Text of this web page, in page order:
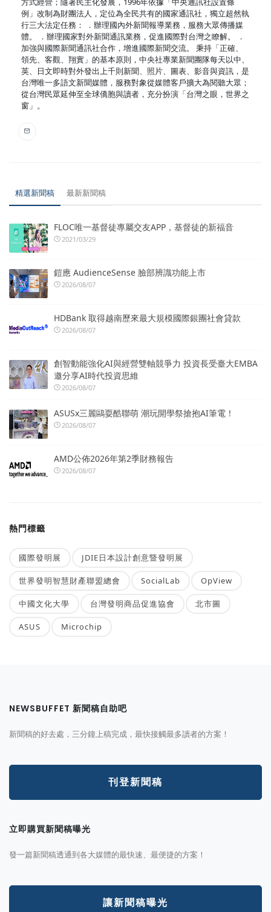
例」改制為財團法人，定位為全民共有的國家通訊社，獨立超然執
行三大法定任務： ．辦理國內外新聞報導業務，服務大眾傳播媒
體。 ．辦理國家對外新聞通訊業務，促進國際對台灣之瞭解。 ．
加強與國際新聞通訊社合作，增進國際新聞交流。 秉持「正確、
領先、客觀、翔實」的基本原則，中央社專業新聞團隊每天以中、
英、日文即時對外發出上千則新聞、照片、圖表、影音與資訊，是
台灣唯一多語文新聞媒體，服務對象從媒體客戶擴大為閱聽大眾；
從台灣民眾延伸至全球僑胞與讀者，充分扮演「台灣之眼，世界之
窗」。
精選新聞稿 最新新聞稿
FLOC唯一基督徒專屬交友APP，基督徒的新福音
2021/03/29
鎧應 AudienceSense 臉部辨識功能上市
2026/08/07
HDBank 取得越南歷來最大規模國際銀團社會貸款
2026/08/07
創智動能強化AI與經營雙軸競爭力 投資長受臺大EMBA
邀分享AI時代投資思維
2026/08/07
ASUSx三麗鷗耍酷聯萌 潮玩開學祭搶抱AI筆電！
2026/08/07
AMD公佈2026年第2季財務報告
2026/08/07
熱門標籤
國際發明展 JDIE日本設計創意暨發明展
世界發明智慧財產聯盟總會 SocialLab OpView
中國文化大學 台灣發明商品促進協會 北市圖
ASUS Microchip
NEWSBUFFET 新聞稿自助吧
新聞稿的好去處，三分鐘上稿完成，最快接觸最多讀者的方案！
刊登新聞稿
立即購買新聞稿曝光
發一篇新聞稿透通到各大媒體的最快速、最便捷的方案！
讓新聞稿曝光